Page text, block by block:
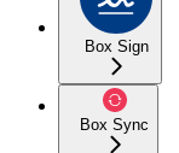
Box Sign
Box Sync